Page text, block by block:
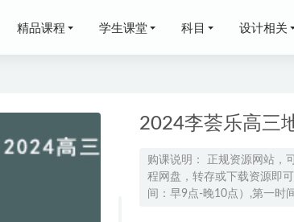
精品课程 学生课堂 科目 设计相关
2024李荟乐高三
购课说明： 正规资源网站，
程网盘，转存或下载资源即
间：早9点-晚10点）,第一时
有声小说华少讲鬼故事：少说鬼话（完